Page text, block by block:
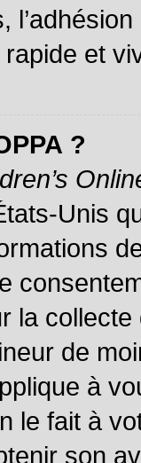
rapide et
?
Unis
la
de
à
le fait à
son